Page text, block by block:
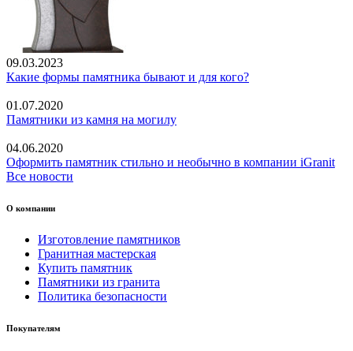
09.03.2023
Какие формы памятника бывают и для кого?
01.07.2020
Памятники из камня на могилу
04.06.2020
Оформить памятник стильно и необычно в компании iGranit
Все новости
О компании
Изготовление памятников
Гранитная мастерская
Купить памятник
Памятники из гранита
Политика безопасности
Покупателям